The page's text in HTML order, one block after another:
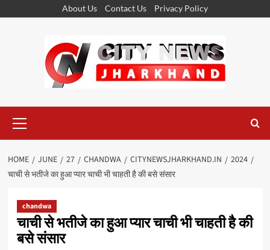
About Us Contact Us Privacy Policy
Menu
HOME JUNE 27 CHANDWA CITYNEWSJHARKHAND.IN
2024
चाची से भतीजे का हुआ प्यार चाची भी चाहती है की बसे संसार
chandwa
चाची से भतीजे का हुआ प्यार चाची भी चाहती है की
बसे संसार